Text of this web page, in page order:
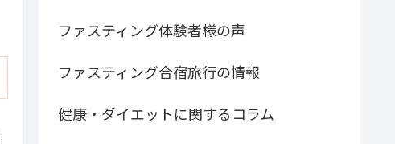
ファスティング体験者様の声
ファスティング合宿旅行の情報
健康・ダイエットに関するコラム